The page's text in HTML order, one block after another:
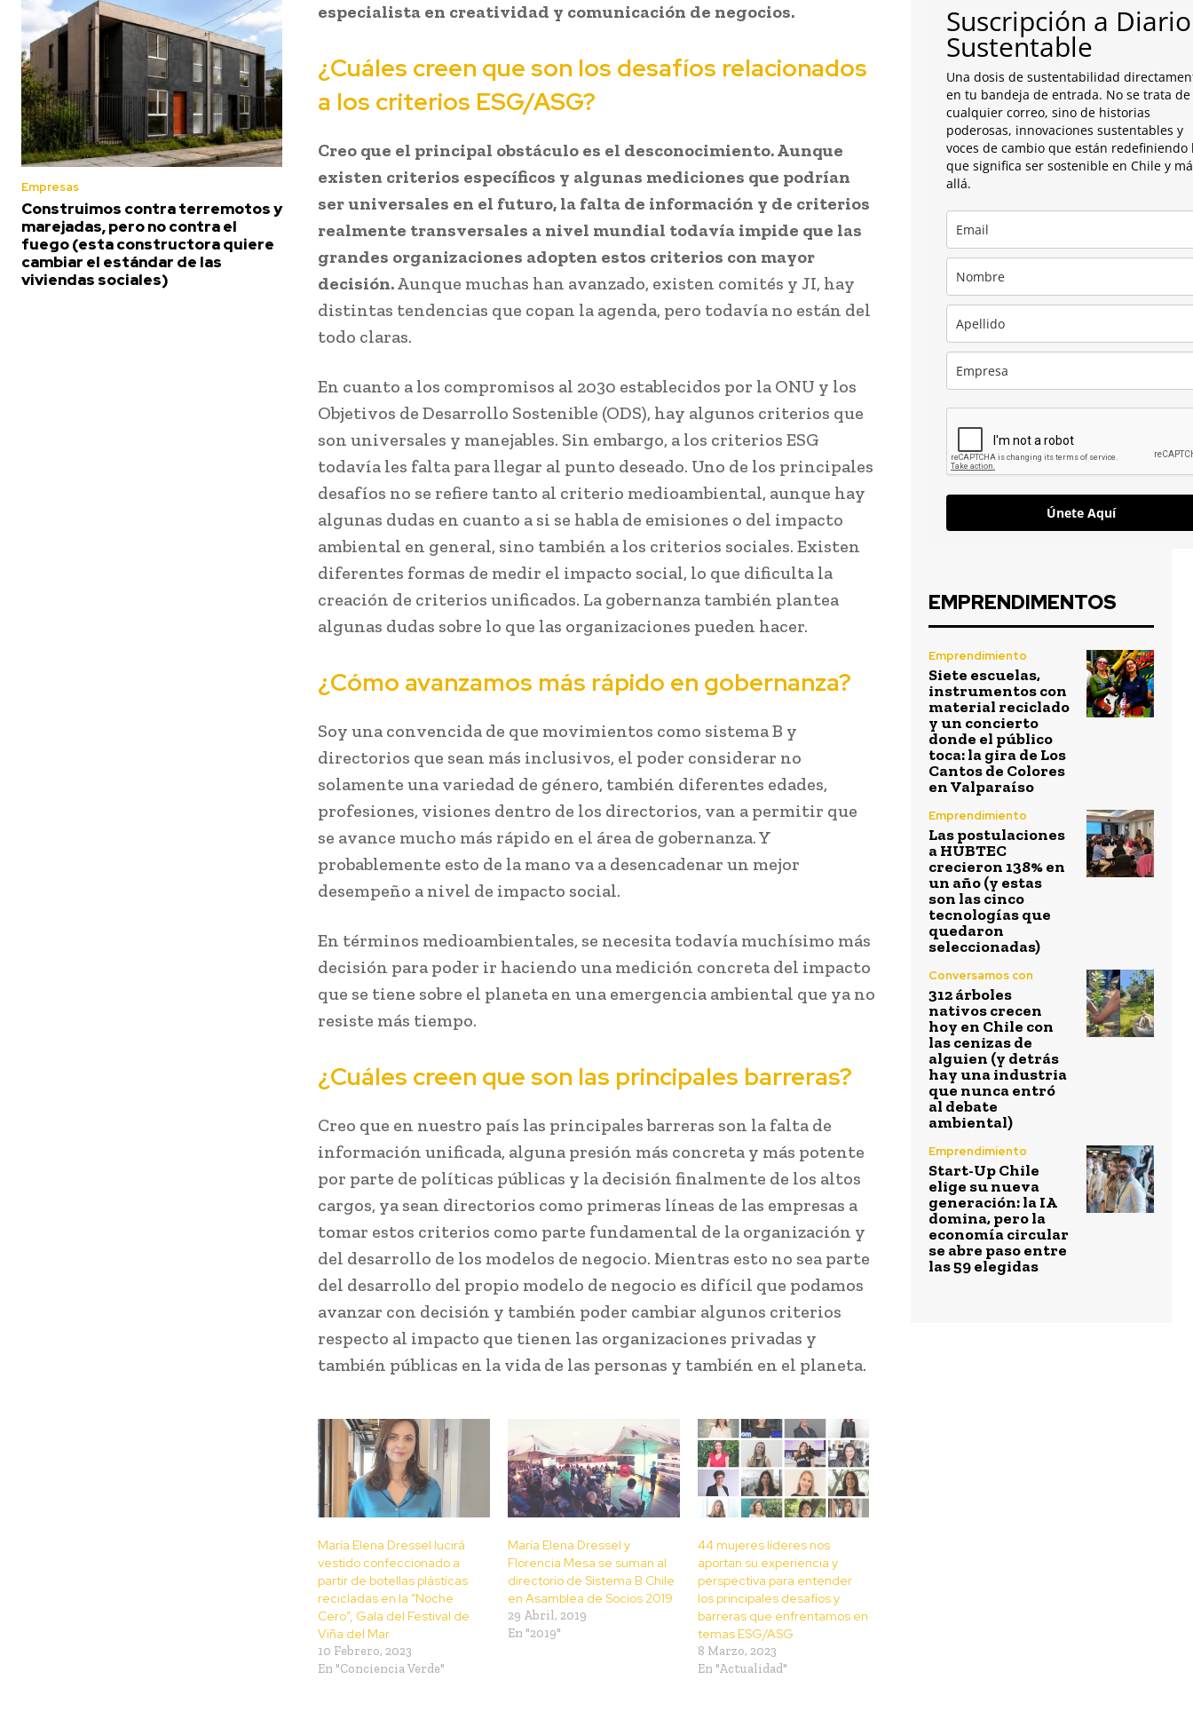
Empresas
Construimos contra terremotos y
marejadas, pero no contra el
fuego (esta constructora quiere
cambiar el estándar de las
viviendas sociales)
especialista en creatividad y comunicación de negocios.
¿Cuáles creen que son los desafíos relacionados
a los criterios ESG/ASG?
Creo que el principal obstáculo es el desconocimiento. Aunque
existen criterios específicos y algunas mediciones que podrían
ser universales en el futuro, la falta de información y de criterios
realmente transversales a nivel mundial todavía impide que las
grandes organizaciones adopten estos criterios con mayor
decisión.Aunque muchas han avanzado, existen comités y JI, hay
distintas tendencias que copan la agenda, pero todavía no están del
todo claras.
En cuanto a los compromisos al 2030 establecidos por la ONU y los
Objetivos de Desarrollo Sostenible (ODS), hay algunos criterios que
son universales y manejables. Sin embargo, a los criterios ESG
todavía les falta para llegar al punto deseado. Uno de los principales
desafíos no se refiere tanto al criterio medioambiental, aunque hay
algunas dudas en cuanto a si se habla de emisiones o del impacto
ambiental en general, sino también a los criterios sociales. Existen
diferentes formas de medir el impacto social, lo que dificulta la
creación de criterios unificados. La gobernanza también plantea
algunas dudas sobre lo que las organizaciones pueden hacer.
¿Cómo avanzamos más rápido en gobernanza?
Soy una convencida de que movimientos como sistema B y
directorios que sean más inclusivos, el poder considerar no
solamente una variedad de género, también diferentes edades,
profesiones, visiones dentro de los directorios, van a permitir que
se avance mucho más rápido en el área de gobernanza. Y
probablemente esto de la mano va a desencadenar un mejor
desempeño a nivel de impacto social.
En términos medioambientales, se necesita todavía muchísimo más
decisión para poder ir haciendo una medición concreta del impacto
que se tiene sobre el planeta en una emergencia ambiental que ya no
resiste más tiempo.
¿Cuáles creen que son las principales barreras?
Creo que en nuestro país las principales barreras son la falta de
información unificada, alguna presión más concreta y más potente
por parte de políticas públicas y la decisión finalmente de los altos
cargos, ya sean directorios como primeras líneas de las empresas a
tomar estos criterios como parte fundamental de la organización y
del desarrollo de los modelos de negocio. Mientras esto no sea parte
del desarrollo del propio modelo de negocio es difícil que podamos
avanzar con decisión y también poder cambiar algunos criterios
respecto al impacto que tienen las organizaciones privadas y
también públicas en la vida de las personas y también en el planeta.
María Elena Dressel lucirá
vestido confeccionado a
partir de botellas plásticas
recicladas en la “Noche
Cero”, Gala del Festival de
Viña del Mar
10 Febrero, 2023
En "Conciencia Verde"
María Elena Dressel y
Florencia Mesa se suman al
directorio de Sistema B Chile
en Asamblea de Socios 2019
29 Abril, 2019
En "2019"
44 mujeres líderes nos
aportan su experiencia y
perspectiva para entender
los principales desafíos y
barreras que enfrentamos en
temas ESG/ASG
8 Marzo, 2023
En "Actualidad"
Suscripción a Diario
Sustentable
Una dosis de sustentabilidad
en tu bandeja de entrada. No se trata de
cualquier correo, sino de historias
poderosas, innovaciones sustentables y
voces de cambio que están redefiniendo
que significa ser sostenible en Chile y
allá.
Únete Aquí
EMPRENDIMENTOS
Emprendimiento
Siete escuelas,
instrumentos con
material reciclado
y un concierto
donde el público
toca: la gira de Los
Cantos de Colores
en Valparaíso
Emprendimiento
Las postulaciones
a HUBTEC
crecieron 138% en
un año (y estas
son las cinco
tecnologías que
quedaron
seleccionadas)
Conversamos con
312 árboles
nativos crecen
hoy en Chile con
las cenizas de
alguien (y detrás
hay una industria
que nunca entró
al debate
ambiental)
Emprendimiento
Start-Up Chile
elige su nueva
generación: la IA
domina, pero la
economía circular
se abre paso entre
las 59 elegidas